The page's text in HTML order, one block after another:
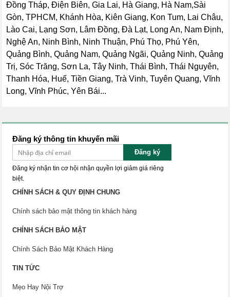
Đồng Tháp, Điện Biên, Gia Lai, Hà Giang, Hà Nam,Sài
Gòn, TPHCM, Khánh Hòa, Kiên Giang, Kon Tum, Lai Châu,
Lào Cai, Lạng Sơn, Lâm Đồng, Đà Lạt, Long An, Nam Định,
Nghệ An, Ninh Bình, Ninh Thuận, Phú Thọ, Phú Yên,
Quảng Bình, Quảng Nam, Quảng Ngãi, Quảng Ninh, Quảng
Trị, Sóc Trăng, Sơn La, Tây Ninh, Thái Bình, Thái Nguyên,
Thanh Hóa, Huế, Tiền Giang, Trà Vinh, Tuyên Quang, Vĩnh
Long, Vĩnh Phúc, Yên Bái...
Đăng ký thông tin khuyến mãi
Đăng ký
Đăng ký nhận tin cơ hội nhận quyền lợi giảm giá riêng
biệt.
CHÍNH SÁCH & QUY ĐỊNH CHUNG
Chính sách bảo mật thông tin khách hàng
CHÍNH SÁCH BẢO MẬT
Chính Sách Bảo Mật Khách Hàng
TIN TỨC
Mẹo Hay Nội Trợ